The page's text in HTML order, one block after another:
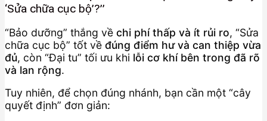
‘Sửa chữa cục bộ’?”
“Bảo dưỡng” thắng về chi phí thấp và ít rủi ro, “Sửa
chữa cục bộ” tốt về đúng điểm hư và can thiệp vừa
đủ, còn “Đại tu” tối ưu khi lỗi cơ khí bên trong đã rõ
và lan rộng.
Tuy nhiên, để chọn đúng nhánh, bạn cần một “cây
quyết định” đơn giản: